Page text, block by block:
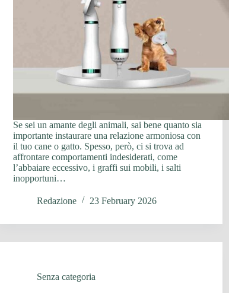
Se sei un amante degli animali, sai bene quanto sia
importante instaurare una relazione armoniosa con
il tuo cane o gatto. Spesso, però, ci si trova ad
affrontare comportamenti indesiderati, come
l’abbaiare eccessivo, i graffi sui mobili, i salti
inopportuni…
Redazione 23 February 2026
Senza categoria